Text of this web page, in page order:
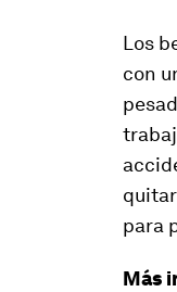
Los
con
para
Más